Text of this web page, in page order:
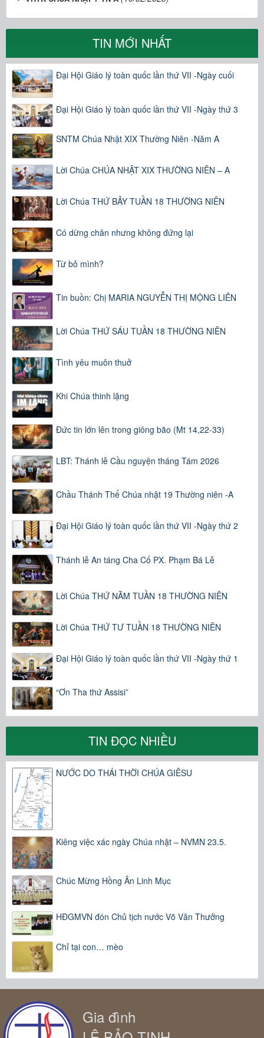
TIN MỚI NHẤT
Đại Hội Giáo lý toàn quốc lần thứ VII -Ngày cuối
Đại Hội Giáo lý toàn quốc lần thứ VII -Ngày thứ 3
SNTM Chúa Nhật XIX Thường Niên -Năm A
Lời Chúa CHÚA NHẬT XIX THƯỜNG NIÊN – A
Lời Chúa THỨ BẢY TUẦN 18 THƯỜNG NIÊN
Có dừng chân nhưng không đứng lại
Từ bỏ mình?
Tin buồn: Chị MARIA NGUYỄN THỊ MỘNG LIÊN
Lời Chúa THỨ SÁU TUẦN 18 THƯỜNG NIÊN
Tình yêu muôn thuở
Khi Chúa thinh lặng
Đức tin lớn lên trong giông bão (Mt 14,22-33)
LBT: Thánh lễ Cầu nguyện tháng Tám 2026
Chầu Thánh Thể Chúa nhật 19 Thường niên -A
Đại Hội Giáo lý toàn quốc lần thứ VII -Ngày thứ 2
Thánh lễ An táng Cha Cố PX. Phạm Bá Lễ
Lời Chúa THỨ NĂM TUẦN 18 THƯỜNG NIÊN
Lời Chúa THỨ TƯ TUẦN 18 THƯỜNG NIÊN
Đại Hội Giáo lý toàn quốc lần thứ VII -Ngày thứ 1
“Ơn Tha thứ Assisi”
TIN ĐỌC NHIỀU
NƯỚC DO THÁI THỜI CHÚA GIÊSU
Kiêng việc xác ngày Chúa nhật – NVMN 23.5.
Chúc Mừng Hồng Ân Linh Mục
HĐGMVN đón Chủ tịch nước Võ Văn Thưởng
Chỉ tại con… mèo
Gia đình